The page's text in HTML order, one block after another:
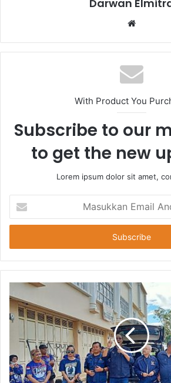
Darwan
Website
With Product You
Subscribe to our
to get the new
Lorem ipsum dolor sit amet,
Email
Anda